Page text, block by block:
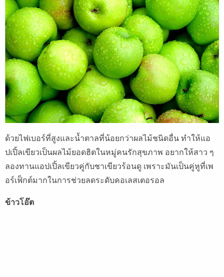
ด้วยไฟเบอร์ที่สูงและน้ำตาลที่น้อยกว่าผลไม้ชนิดอื่น ทำให้แอ
ปเปิ้ลเขียวเป็นผลไม้ยอดฮิตในหมู่คนรักสุขภาพ อยากให้สาว ๆ
ลองทานแอปเปิ้ลเขียวคู่กับชาเขียวร้อนดู เพราะมันเป็นคู่หูที่เพ
อร์เฟ็กต์มากในการช่วยลดระดับคอเลสเตอรอล
ข้าวโอ๊ต